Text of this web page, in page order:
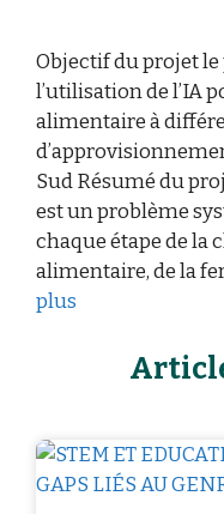
Objectif du projet
l’utilisation de l’IA
alimentaire à
Sud Résumé du
est un problème
chaque étape de la
alimentaire, de la
plus